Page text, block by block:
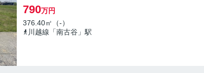
790万円
376.40㎡（-）
川越線「南古谷」駅